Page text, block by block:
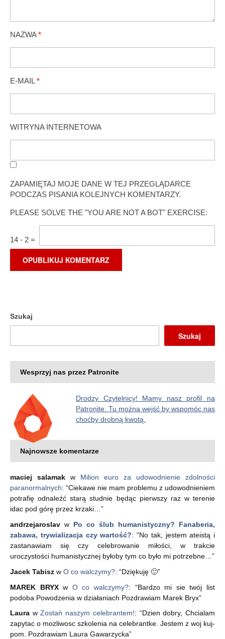
NAZWA*
E-MAIL *
WITRYNA INTERNETOWA
ZAPAMIĘTAJ MOJE DANE W TEJ PRZEGLĄDARCE
PODCZAS PISANIA KOLEJNYCH KOMENTARZY.
PLEASE SOLVE THE "YOU ARE NOT A BOT" EXERCISE:
14 - 2 =
Szukaj
Szukaj
Wesprzyj nas przez Patronite
Drodzy Czytelnicy! Mamy nasz profil na
Patronite. Tu można wejść by wspomóc nas
choćby drobną kwotą.
Najnowsze komentarze
maciej salamak w Milion euro za udowodnienie zdolności
paranormalnych: “Ciekawe nie mam problemu z udowodnieniem
potrafię odnaleźć starą studnie będąc pierwszy raz w terenie
idac pod górę przez krzaki…”
andrzejaroslav w Po co ślub humanistyczny? Fanaberia,
zabawa, trywializacja czy wartość?: “No tak, jestem ateistą i
zastanawiam się czy celebrowanie miłości, w trakcie
uroczystości humanistycznej byłoby tym co było mi potrzebne… ”
Jacek Tabisz w O co walczymy?: “Dziękuję 🙂”
MAREK BRYXw O co walczymy?: “Bardzo mi sie twój list
podoba Powodzenia w działaniach Pozdrawiam Marek Bryx”
Laura wZostań naszym celebrantem!: “Dzien dobry, Chcialam
zapytac o mozliwosc szkolenia na celebrantke. Jestem z woj kuj-
pom. Pozdrawiam Laura Gawarzycka”